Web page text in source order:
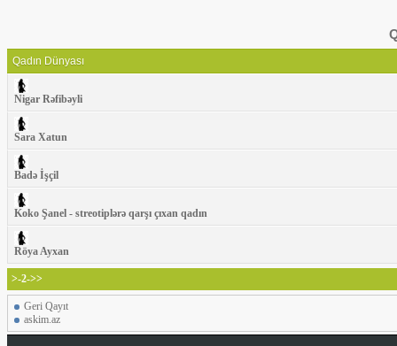
Qadın Dünyası
Nigar Rəfibəyli
Sara Xatun
Badə İşçil
Koko Şanel - streotiplərə qarşı çıxan qadın
Röya Ayxan
>-2->>
Geri Qayıt
askim.az